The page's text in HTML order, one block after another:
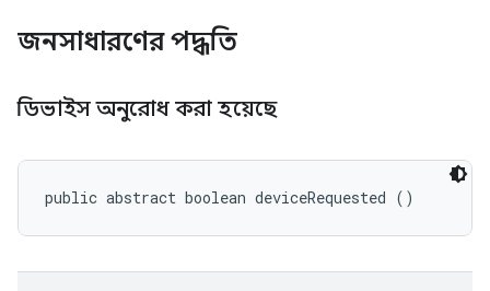
জনসাধারণের পদ্ধতি
ডিভাইস অনুরোধ করা হয়েছে
public abstract boolean deviceRequested ()